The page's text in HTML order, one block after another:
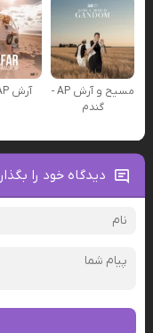
مسیح و آرش AP -
گندم
آرش AP - سفر
دیدگاه خود را